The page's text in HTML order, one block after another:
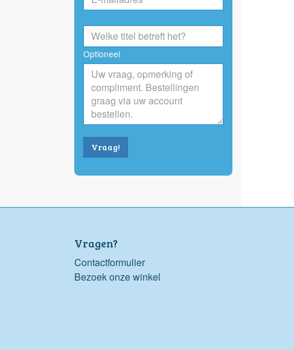
Optioneel
Vraag!
Vragen?
Contactformulier
Bezoek onze winkel